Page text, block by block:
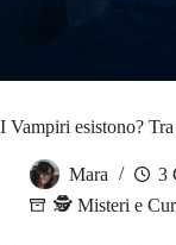
I Vampiri esistono?
Mara 3
🕵️ Misteri e